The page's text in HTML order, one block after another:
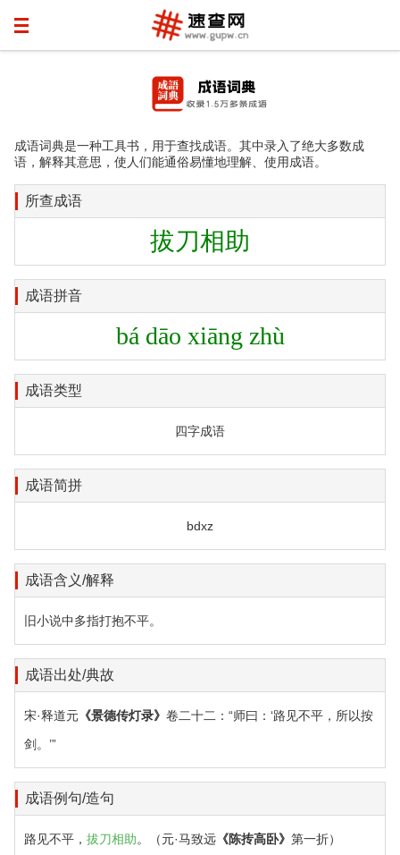
成语词典是一种工具书，用于查找成语。其中录入了绝大多数成
语，解释其意思，使人们能通俗易懂地理解、使用成语。
所查成语
拔刀相助
成语拼音
bá dāo xiāng zhù
成语类型
四字成语
成语简拼
bdxz
成语含义/解释
旧小说中多指打抱不平。
成语出处/典故
宋·释道元 《景德传灯录》 卷二十二：“师曰：‘路见不平，所以按
剑。’”
成语例句/造句
路见不平， 拔刀相助。（元·马致远 《陈抟高卧》 第一折）